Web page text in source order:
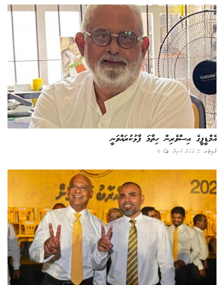
އެމްޑީޕީގެ އިސްވެރިން ހިތާމަ ފާޅުކުރައްވަނީ
އެޑިޓަރ 2 އަހަރު ކުރިން 0